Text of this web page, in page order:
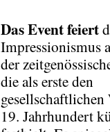
Das Event feiert
Impressionismus
der
die als erste den
19. Jahrhundert